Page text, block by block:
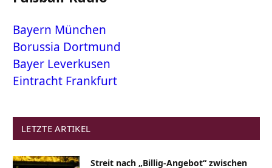
Bayern München
Borussia Dortmund
Bayer Leverkusen
Eintracht Frankfurt
LETZTE ARTIKEL
Streit nach „Billig-Angebot“ zwischen